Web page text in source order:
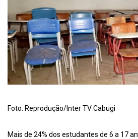
Foto: Reprodução/Inter TV Cabugi
Mais de 24% dos estudantes de 6 a 17